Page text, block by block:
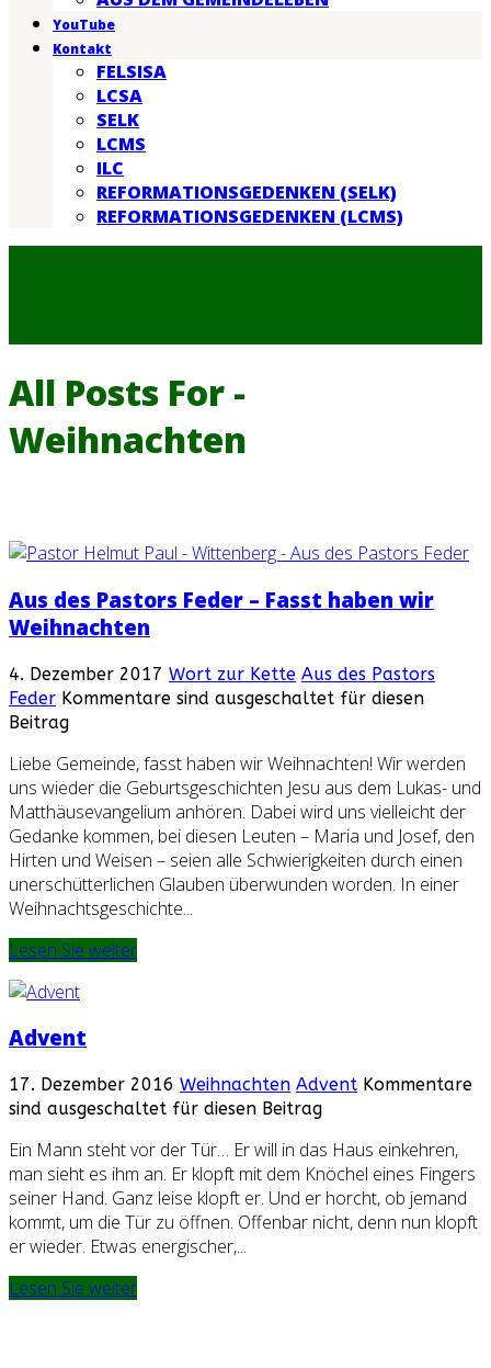
YouTube
Kontakt
FELSISA
LCSA
SELK
LCMS
ILC
REFORMATIONSGEDENKEN (SELK)
REFORMATIONSGEDENKEN (LCMS)
All Posts For -
Weihnachten
Aus des Pastors Feder – Fasst haben wir
Weihnachten
4. Dezember 2017 Wort zur Kette Aus des Pastors
Feder Kommentare sind ausgeschaltet für diesen
Beitrag
Liebe Gemeinde, fasst haben wir Weihnachten! Wir werden
uns wieder die Geburtsgeschichten Jesu aus dem Lukas- und
Matthäusevangelium anhören. Dabei wird uns vielleicht der
Gedanke kommen, bei diesen Leuten – Maria und Josef, den
Hirten und Weisen – seien alle Schwierigkeiten durch einen
unerschütterlichen Glauben überwunden worden. In einer
Weihnachtsgeschichte...
Lesen Sie weiter
Advent
17. Dezember 2016 Weihnachten Advent Kommentare
sind ausgeschaltet für diesen Beitrag
Ein Mann steht vor der Tür… Er will in das Haus einkehren,
man sieht es ihm an. Er klopft mit dem Knöchel eines Fingers
seiner Hand. Ganz leise klopft er. Und er horcht, ob jemand
kommt, um die Tür zu öffnen. Offenbar nicht, denn nun klopft
er wieder. Etwas energischer,...
Lesen Sie weiter